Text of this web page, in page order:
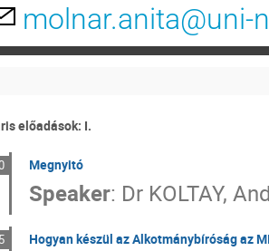
molnar.anita@uni-
előadások: I.
Megnyitó
Speaker: Dr KOLTAY,
Hogyan készül az Alkotmánybíróság az